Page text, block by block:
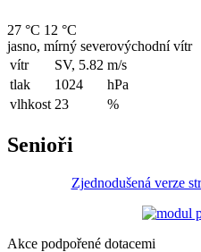
27 °C 12 °C
jasno, mírný severovýchodní vítr
vítr
SV, 5.82 m/s
tlak
1024
hPa
vlhkost 23 %
Senioři
Zjednodušená verze
Akce podpořené dotacemi